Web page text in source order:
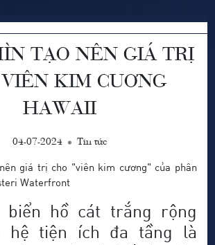
TẠO NÊN GIÁ TRỊ
KIM CUƠNG
HAWAII
04-07-2024 Tin tức
biển hồ cát trắng rộng
hệ tiện ích đa tầng là